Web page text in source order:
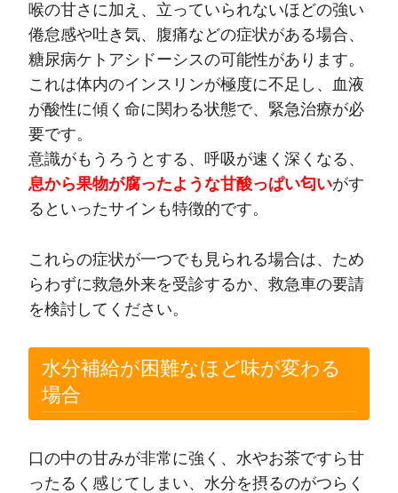
喉の甘さに加え、立っていられないほどの強い
倦怠感や吐き気、腹痛などの症状がある場合、
糖尿病ケトアシドーシスの可能性があります。
これは体内のインスリンが極度に不足し、血液
が酸性に傾く命に関わる状態で、緊急治療が必
要です。
意識がもうろうとする、呼吸が速く深くなる、
息から果物が腐ったような甘酸っぱい匂いがす
るといったサインも特徴的です。
これらの症状が一つでも見られる場合は、ため
らわずに救急外来を受診するか、救急車の要請
を検討してください。
水分補給が困難なほど味が変わる
場合
口の中の甘みが非常に強く、水やお茶ですら甘
ったるく感じてしまい、水分を摂るのがつらく